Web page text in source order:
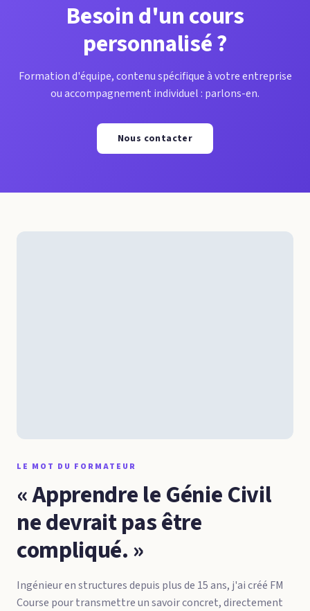
Besoin d'un cours
personnalisé ?
Formation d'équipe, contenu spécifique à votre entreprise
ou accompagnement individuel : parlons-en.
Nous contacter
LE MOT DU FORMATEUR
« Apprendre le Génie Civil
ne devrait pas être
compliqué. »
Ingénieur en structures depuis plus de 15 ans, j'ai créé FM
Course pour transmettre un savoir concret, directement